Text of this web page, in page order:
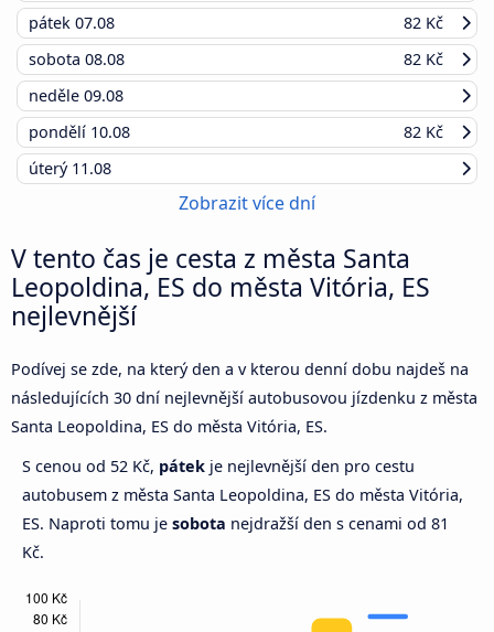
pátek 07.08
82 Kč
sobota 08.08
82 Kč
neděle 09.08
pondělí 10.08
82 Kč
úterý 11.08
Zobrazit více dní
V tento čas je cesta z města Santa
Leopoldina, ES do města Vitória, ES
nejlevnější
Podívej se zde, na který den a v kterou denní dobu najdeš na
následujících 30 dní nejlevnější autobusovou jízdenku z města
Santa Leopoldina, ES do města Vitória, ES.
S cenou od 52 Kč, pátek je nejlevnější den pro cestu
autobusem z města Santa Leopoldina, ES do města Vitória,
ES. Naproti tomu je sobota nejdražší den s cenami od 81
Kč.